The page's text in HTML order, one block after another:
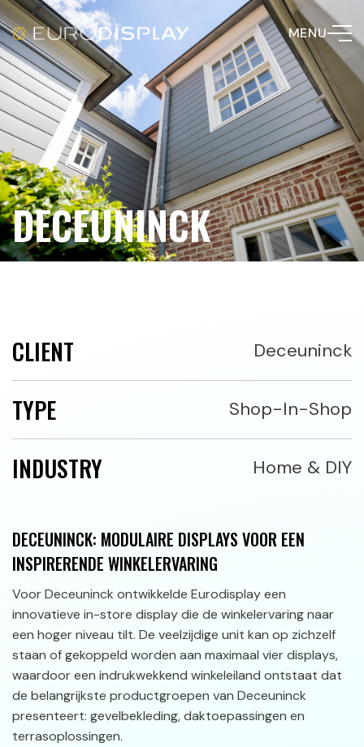
MENU
DECEUNINCK
CLIENT Deceuninck
TYPE Shop-In-Shop
INDUSTRY Home & DIY
DECEUNINCK: MODULAIRE DISPLAYS VOOR EEN
INSPIRERENDE WINKELERVARING
Voor Deceuninck ontwikkelde Eurodisplay een
innovatieve in-store display die de winkelervaring naar
een hoger niveau tilt. De veelzijdige unit kan op zichzelf
staan of gekoppeld worden aan maximaal vier displays,
waardoor een indrukwekkend winkeleiland ontstaat dat
de belangrijkste productgroepen van Deceuninck
presenteert: gevelbekleding, daktoepassingen en
terrasoplossingen.